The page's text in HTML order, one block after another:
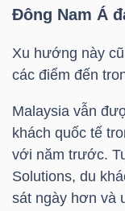
Đông Nam Á
Xu hướng này
các điểm đến
Malaysia vẫn
khách quốc tế
với năm trước.
Solutions, du
sát ngày hơn và
CÔNG
THÔNG
TIN